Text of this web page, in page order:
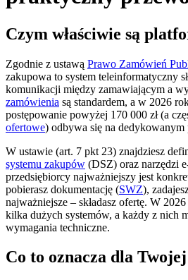
Czym właściwie są
Zgodnie z ustawą Prawo Zamówień
zakupowa to system teleinformatyczny
komunikacji między zamawiającym a
zamówienia są standardem, a w 2026
postępowanie powyżej 170 000 zł (a
ofertowe) odbywa się na dedykowanym
W ustawie (art. 7 pkt 23) znajdziesz
systemu zakupów (DSZ) oraz narzędzi
przedsiębiorcy najważniejszy jest
pobierasz dokumentację (SWZ),
najważniejsze – składasz ofertę. W
kilka dużych systemów, a każdy z nich
wymagania techniczne.
Co to oznacza dla